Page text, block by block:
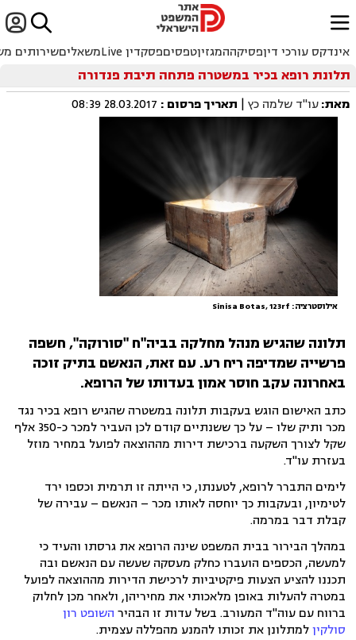

ﱐ
אינדקס עורכי דיןפסיקההמגזיןטפסיםפסקדין Live משאליםשירותים
תלונת רופא בכיר במשטרה פתחה תיבת פנדורה
מאת:עו"ד שלמה כץ | תאריך פרסום :
28.03.2017 08:39
אילוסטרציה: Sinisa Botas, 123rf
תלונה שהגיש מנהל מחלקה בביה"ח "סורוקה", חשפה
פרשייה שמדיפה ריח רע. עם זאת, הנאשם בתיק זוכה
באחרונה עקב חוסר אמון בעדותו של הרופא.
כתב האישום הוגש בעקבות תלונה במשטרה שהגיש רופא בכיר נגד
מכר ותיק שלו – על כך ששנתיים קודם לכן העביר למכר כ-350 אלף
שקל לצורך השקעה ברכישת דירות מההוצאה לפועל במחיר מוזל
בעזרת עו"ד.
לימים התברר לרופא, לטענתו, כי הייתה זו תרמית וכספו ירד
לטימיון, ובעקבות כך יוחסה לאותו מכר – הנאשם – עבירה של
קבלת דבר במרמה.
במהלך הבירור בבית המשפט שינה הרופא את גרסתו והעיד כי
למעשה, הכספים הועברו כחלק מעסקה שעשה עם הנאשם ובה
תכננו להציע הצעות פיקטיביות לרכישת הדירות מההוצאה לפועל
במטרה להעלות באופן מלאכותי את מחיריהן, ולאחר מכן לחלוק
ברווח עם עוה"ד המעורב. בשל עדות זו הבהיר השופט רון
סולקיןלמתלונן את זכותו להמנע מהפללה עצמית.